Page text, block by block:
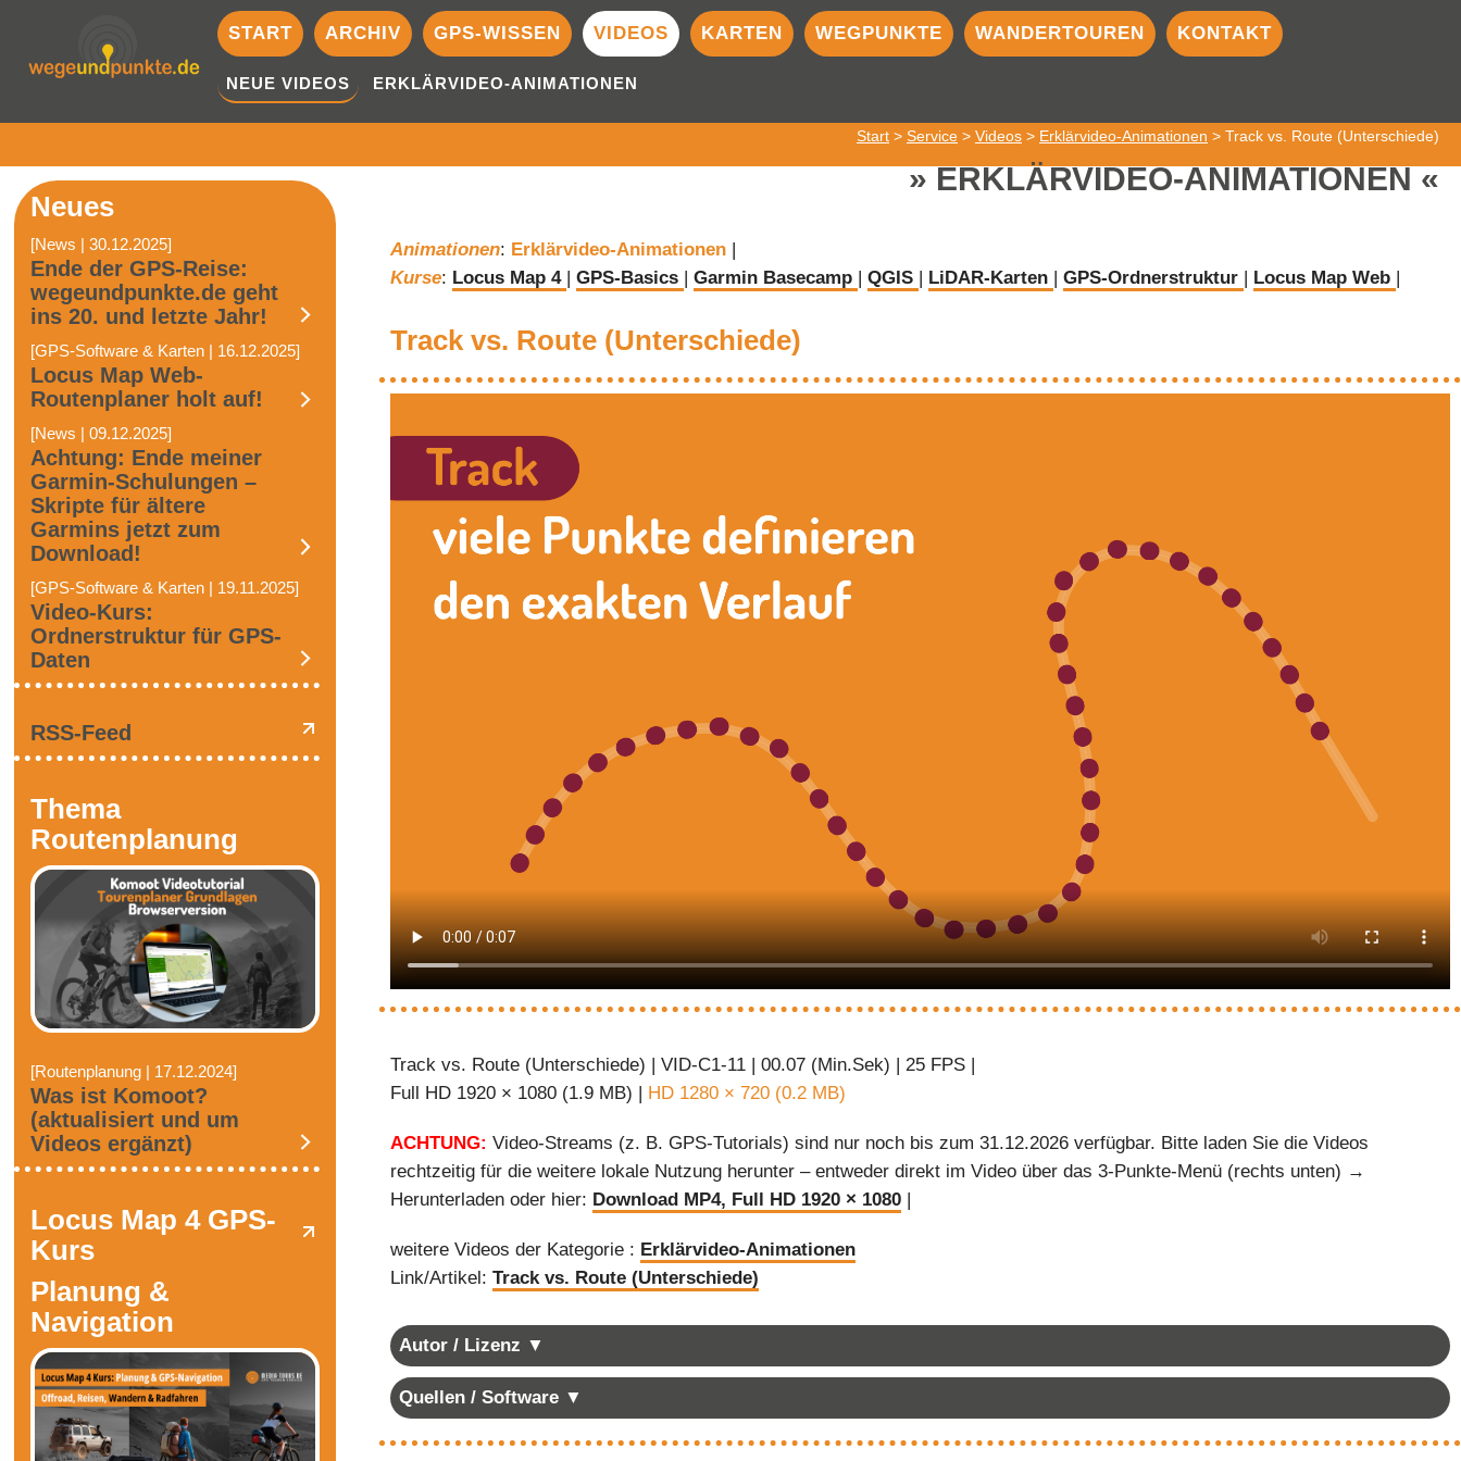
START ARCHIV GPS-WISSEN VIDEOS
NEUE VIDEOS ERKLÄRVIDEO-ANIMATIONEN
KARTEN WEGPUNKTE WANDERTOUREN KONTAKT
Start > Service > Videos > Erklärvideo-Animationen > Track vs. Route (Unterschiede)
ERKLÄRVIDEO-ANIMATIONEN
Animationen: Erklärvideo-Animationen |
Kurse: Locus Map 4 |GPS-Basics |Garmin Basecamp |QGIS | LiDAR-Karten |GPS-Ordnerstruktur | Locus Map Web |
Track vs. Route (Unterschiede)
Track vs. Route (Unterschiede) | VID-C1-11 | 00.07 (Min.Sek) | 25 FPS |
Full HD 1920 × 1080 (1.9 MB) |
HD 1280 × 720 (0.2 MB)
ACHTUNG: Video-Streams (z. B. GPS-Tutorials) sind nur noch bis zum 31.12.2026 verfügbar. Bitte laden Sie die Videos
rechtzeitig für die weitere lokale Nutzung herunter – entweder direkt im Video über das 3-Punkte-Menü (rechts unten) →
Herunterladen oder hier: Download MP4, Full HD 1920 × 1080
weitere Videos der Kategorie : Erklärvideo-Animationen
Link/Artikel:Track vs. Route (Unterschiede)
Autor / Lizenz ▼
Quellen / Software ▼
Neues
[News | 30.12.2025]
Ende der GPS-Reise:
wegeundpunkte.de geht
ins 20. und letzte Jahr!
[GPS-Software & Karten | 16.12.2025]
Locus Map Web-
Routenplaner holt auf!
[News | 09.12.2025]
Achtung: Ende meiner
Garmin-Schulungen –
Skripte für ältere
Garmins jetzt zum
Download!
[GPS-Software & Karten | 19.11.2025]
Video-Kurs:
Ordnerstruktur für GPS-
Daten
RSS-Feed
Thema
Routenplanung
[Routenplanung | 17.12.2024]
Was ist Komoot?
(aktualisiert und um
Videos ergänzt)
Locus Map 4 GPS-
Kurs
Planung &
Navigation